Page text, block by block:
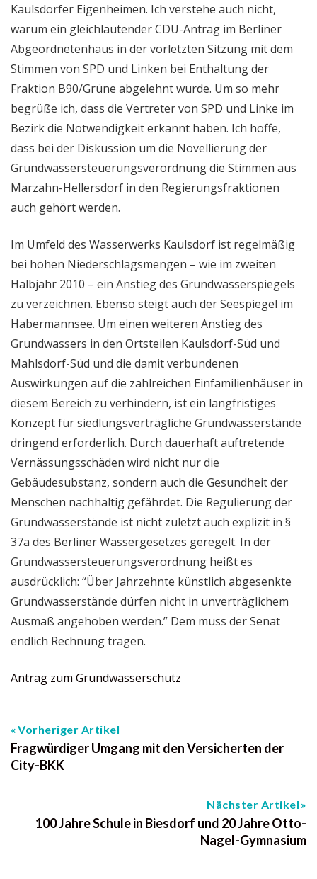
Kaulsdorfer Eigenheimen. Ich verstehe auch nicht,
warum ein gleichlautender CDU-Antrag im Berliner
Abgeordnetenhaus in der vorletzten Sitzung mit dem
Stimmen von SPD und Linken bei Enthaltung der
Fraktion B90/Grüne abgelehnt wurde. Um so mehr
begrüße ich, dass die Vertreter von SPD und Linke im
Bezirk die Notwendigkeit erkannt haben. Ich hoffe,
dass bei der Diskussion um die Novellierung der
Grundwassersteuerungsverordnung die Stimmen aus
Marzahn-Hellersdorf in den Regierungsfraktionen
auch gehört werden.
Im Umfeld des Wasserwerks Kaulsdorf ist regelmäßig
bei hohen Niederschlagsmengen – wie im zweiten
Halbjahr 2010 – ein Anstieg des Grundwasserspiegels
zu verzeichnen. Ebenso steigt auch der Seespiegel im
Habermannsee. Um einen weiteren Anstieg des
Grundwassers in den Ortsteilen Kaulsdorf-Süd und
Mahlsdorf-Süd und die damit verbundenen
Auswirkungen auf die zahlreichen Einfamilienhäuser in
diesem Bereich zu verhindern, ist ein langfristiges
Konzept für siedlungsverträgliche Grundwasserstände
dringend erforderlich. Durch dauerhaft auftretende
Vernässungsschäden wird nicht nur die
Gebäudesubstanz, sondern auch die Gesundheit der
Menschen nachhaltig gefährdet. Die Regulierung der
Grundwasserstände ist nicht zuletzt auch explizit in §
37a des Berliner Wassergesetzes geregelt. In der
Grundwassersteuerungsverordnung heißt es
ausdrücklich: “Über Jahrzehnte künstlich abgesenkte
Grundwasserstände dürfen nicht in unverträglichem
Ausmaß angehoben werden.” Dem muss der Senat
endlich Rechnung tragen.
Antrag zum Grundwasserschutz
Vorheriger Artikel
Fragwürdiger Umgang mit den Versicherten der
City-BKK
Nächster Artikel
100 Jahre Schule in Biesdorf und 20 Jahre Otto-
Nagel-Gymnasium